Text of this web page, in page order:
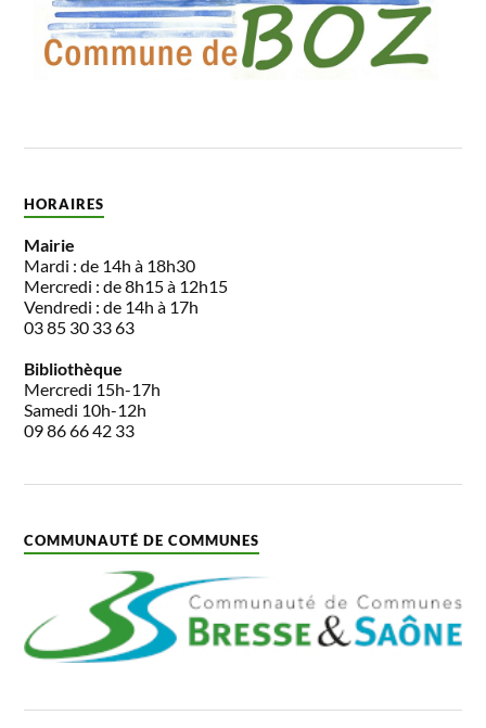
HORAIRES
Mairie
Mardi : de 14h à 18h30
Mercredi : de 8h15 à 12h15
Vendredi : de 14h à 17h
03 85 30 33 63
Bibliothèque
Mercredi 15h-17h
Samedi 10h-12h
09 86 66 42 33
COMMUNAUTÉ DE COMMUNES